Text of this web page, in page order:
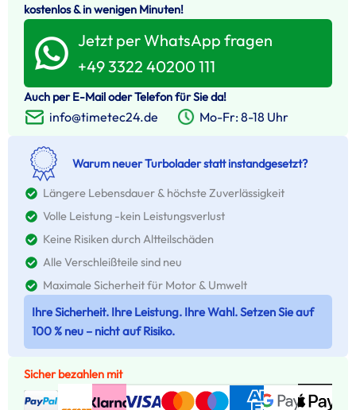
kostenlos & in wenigen Minuten!
Jetzt per WhatsApp fragen
+49 3322 40200 111
Auch per E-Mail oder Telefon für Sie da!
info@timetec24.de Mo-Fr: 8-18 Uhr
Warum neuer Turbolader statt instandgesetzt?
Längere Lebensdauer & höchste Zuverlässigkeit
Volle Leistung -kein Leistungsverlust
Keine Risiken durch Altteilschäden
Alle Verschleißteile sind neu
Maximale Sicherheit für Motor & Umwelt
Ihre Sicherheit. Ihre Leistung. Ihre Wahl. Setzen Sie auf
100 % neu – nicht auf Risiko.
Sicher bezahlen mit